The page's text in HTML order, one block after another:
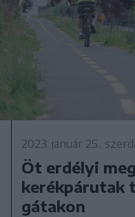
2023. január 25.,
Öt erdélyi
kerékpárutak
gátakon